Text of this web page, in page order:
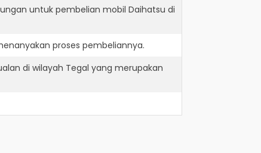
untuk pembelian mobil Daihatsu di
proses pembeliannya.
di wilayah Tegal yang merupakan